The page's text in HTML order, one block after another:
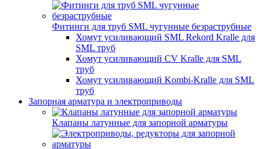
Фитинги для труб SML чугунные безраструбные
Хомут усиливающий SML Rekord Kralle для
SML труб
Хомут усиливающий CV Kralle для SML
труб
Хомут усиливающий Kombi-Kralle для SML
труб
Запорная арматура и электроприводы
Клапаны латунные для запорной арматуры